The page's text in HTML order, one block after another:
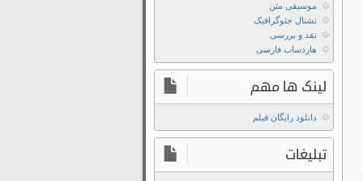
موسیقی متن
نشنال جئوگرافیک
نقد و بررسی
هاردساب فارسی
لینک ها مهم
دانلود رایگان فیلم
تبلیغات